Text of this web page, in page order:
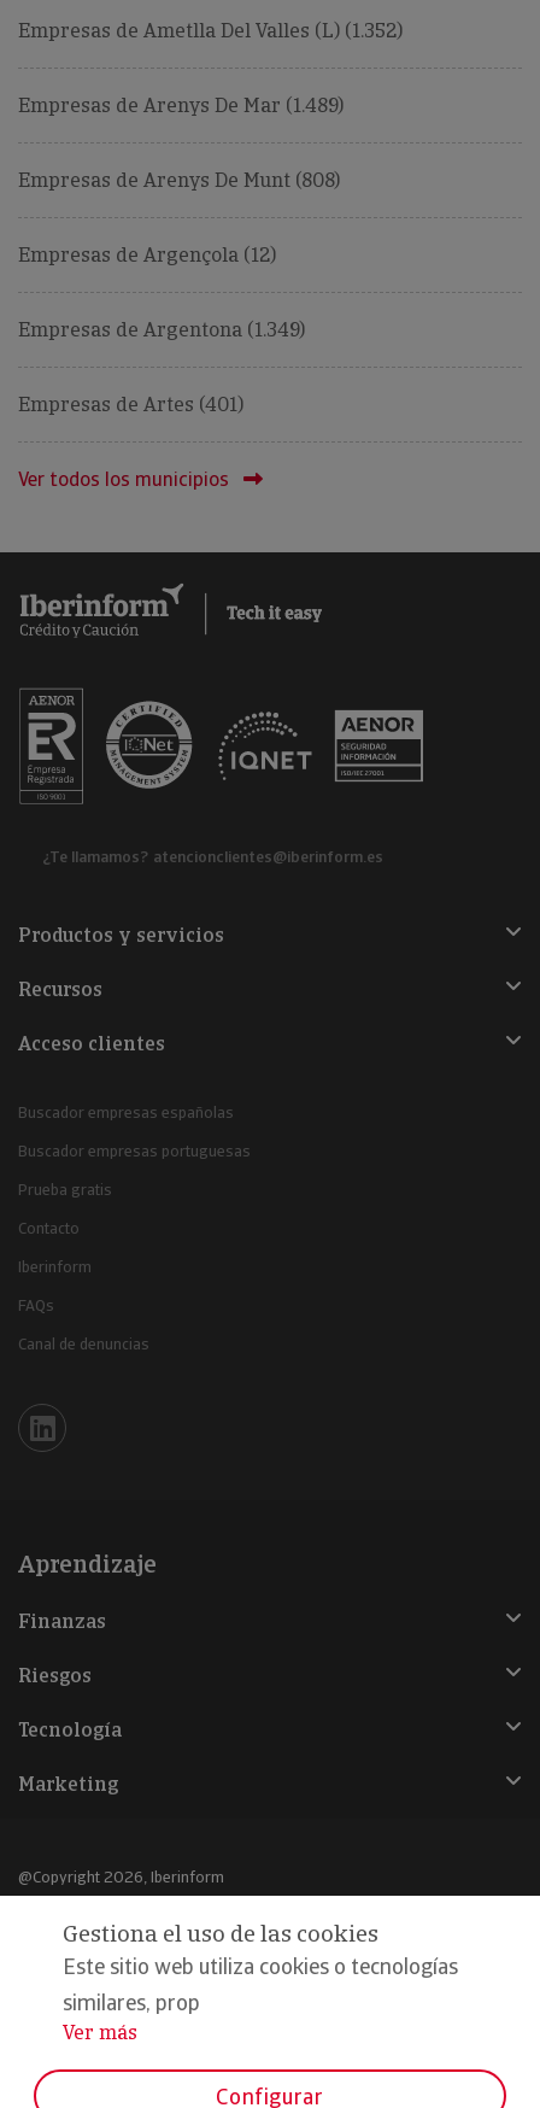
Empresas de Ametlla Del Valles (L) (1.352)
Empresas de Arenys De Mar (1.489)
Empresas de Arenys De Munt (808)
Empresas de Argençola (12)
Empresas de Argentona (1.349)
Empresas de Artes (401)
Ver todos los municipios
¿Te llamamos? atencionclientes@iberinform.es
Productos y servicios
Recursos
Acceso clientes
Buscador empresas españolas
Buscador empresas portuguesas
Prueba gratis
Contacto
Iberinform
FAQs
Canal de denuncias
Iberinform en Linkedin
Aprendizaje
Finanzas
Riesgos
Tecnología
Marketing
@Copyright 2026, Iberinform
Aviso legal
Política de cookies
Declaración de privacidad
Gestiona el uso de las cookies
Este sitio web utiliza cookies o tecnologías
similares, prop
...
Ver más
Configurar